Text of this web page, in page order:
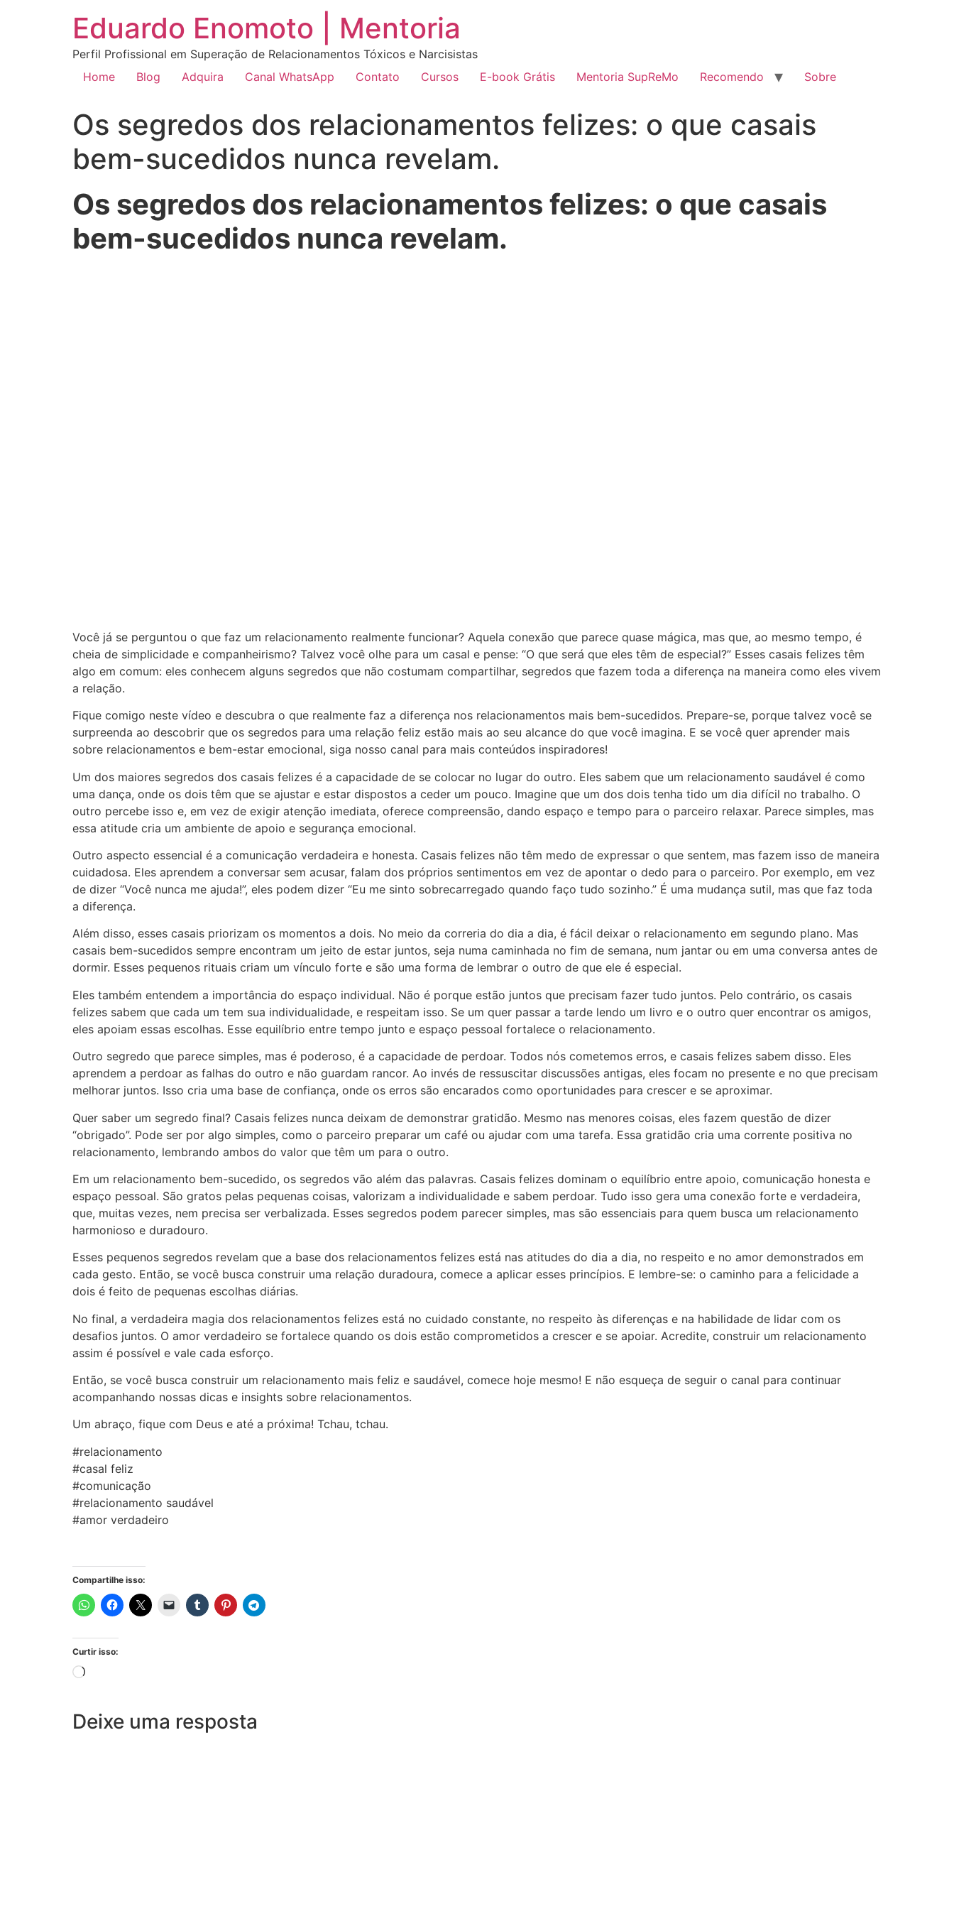
Eduardo Enomoto | Mentoria
Perfil Profissional em Superação de Relacionamentos Tóxicos e Narcisistas
Home
Blog Adquira Canal WhatsApp Contato Cursos E-book Grátis Mentoria SupReMo Recomendo Sobre
Os segredos dos relacionamentos felizes: o que casais
bem-sucedidos nunca revelam.
Os segredos dos relacionamentos felizes: o que casais
bem-sucedidos nunca revelam.
Você já se perguntou o que faz um relacionamento realmente funcionar? Aquela conexão que parece quase mágica, mas que, ao mesmo tempo, é
cheia de simplicidade e companheirismo? Talvez você olhe para um casal e pense: “O que será que eles têm de especial?” Esses casais felizes têm
algo em comum: eles conhecem alguns segredos que não costumam compartilhar, segredos que fazem toda a diferença na maneira como eles vivem
a relação.
Fique comigo neste vídeo e descubra o que realmente faz a diferença nos relacionamentos mais bem-sucedidos. Prepare-se, porque talvez você se
surpreenda ao descobrir que os segredos para uma relação feliz estão mais ao seu alcance do que você imagina. E se você quer aprender mais
sobre relacionamentos e bem-estar emocional, siga nosso canal para mais conteúdos inspiradores!
Um dos maiores segredos dos casais felizes é a capacidade de se colocar no lugar do outro. Eles sabem que um relacionamento saudável é como
uma dança, onde os dois têm que se ajustar e estar dispostos a ceder um pouco. Imagine que um dos dois tenha tido um dia difícil no trabalho. O
outro percebe isso e, em vez de exigir atenção imediata, oferece compreensão, dando espaço e tempo para o parceiro relaxar. Parece simples, mas
essa atitude cria um ambiente de apoio e segurança emocional.
Outro aspecto essencial é a comunicação verdadeira e honesta. Casais felizes não têm medo de expressar o que sentem, mas fazem isso de maneira
cuidadosa. Eles aprendem a conversar sem acusar, falam dos próprios sentimentos em vez de apontar o dedo para o parceiro. Por exemplo, em vez
de dizer “Você nunca me ajuda!”, eles podem dizer “Eu me sinto sobrecarregado quando faço tudo sozinho.” É uma mudança sutil, mas que faz toda
a diferença.
Além disso, esses casais priorizam os momentos a dois. No meio da correria do dia a dia, é fácil deixar o relacionamento em segundo plano. Mas
casais bem-sucedidos sempre encontram um jeito de estar juntos, seja numa caminhada no fim de semana, num jantar ou em uma conversa antes de
dormir. Esses pequenos rituais criam um vínculo forte e são uma forma de lembrar o outro de que ele é especial.
Eles também entendem a importância do espaço individual. Não é porque estão juntos que precisam fazer tudo juntos. Pelo contrário, os casais
felizes sabem que cada um tem sua individualidade, e respeitam isso. Se um quer passar a tarde lendo um livro e o outro quer encontrar os amigos,
eles apoiam essas escolhas. Esse equilíbrio entre tempo junto e espaço pessoal fortalece o relacionamento.
Outro segredo que parece simples, mas é poderoso, é a capacidade de perdoar. Todos nós cometemos erros, e casais felizes sabem disso. Eles
aprendem a perdoar as falhas do outro e não guardam rancor. Ao invés de ressuscitar discussões antigas, eles focam no presente e no que precisam
melhorar juntos. Isso cria uma base de confiança, onde os erros são encarados como oportunidades para crescer e se aproximar.
Quer saber um segredo final? Casais felizes nunca deixam de demonstrar gratidão. Mesmo nas menores coisas, eles fazem questão de dizer
“obrigado”. Pode ser por algo simples, como o parceiro preparar um café ou ajudar com uma tarefa. Essa gratidão cria uma corrente positiva no
relacionamento, lembrando ambos do valor que têm um para o outro.
Em um relacionamento bem-sucedido, os segredos vão além das palavras. Casais felizes dominam o equilíbrio entre apoio, comunicação honesta e
espaço pessoal. São gratos pelas pequenas coisas, valorizam a individualidade e sabem perdoar. Tudo isso gera uma conexão forte e verdadeira,
que, muitas vezes, nem precisa ser verbalizada. Esses segredos podem parecer simples, mas são essenciais para quem busca um relacionamento
harmonioso e duradouro.
Esses pequenos segredos revelam que a base dos relacionamentos felizes está nas atitudes do dia a dia, no respeito e no amor demonstrados em
cada gesto. Então, se você busca construir uma relação duradoura, comece a aplicar esses princípios. E lembre-se: o caminho para a felicidade a
dois é feito de pequenas escolhas diárias.
No final, a verdadeira magia dos relacionamentos felizes está no cuidado constante, no respeito às diferenças e na habilidade de lidar com os
desafios juntos. O amor verdadeiro se fortalece quando os dois estão comprometidos a crescer e se apoiar. Acredite, construir um relacionamento
assim é possível e vale cada esforço.
Então, se você busca construir um relacionamento mais feliz e saudável, comece hoje mesmo! E não esqueça de seguir o canal para continuar
acompanhando nossas dicas e insights sobre relacionamentos.
Um abraço, fique com Deus e até a próxima! Tchau, tchau.
#relacionamento
#casal feliz
#comunicação
#relacionamento saudável
#amor verdadeiro
Compartilhe isso:
Curtir isso:
Deixe uma resposta